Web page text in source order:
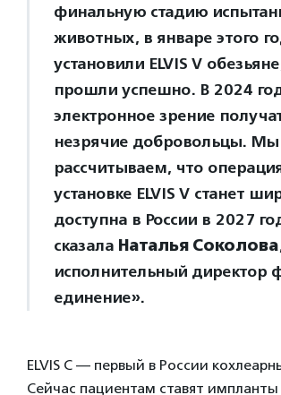
финальную стадию
животных, в январе этого
установили ELVIS V
прошли успешно. В 2024
электронное зрение
незрячие добровольцы. Мы
рассчитываем, что
установке ELVIS V станет
доступна в России в 2027
сказала Наталья Соколова
исполнительный директор
единение».
ELVIS C — первый в России
Сейчас пациентам ставят